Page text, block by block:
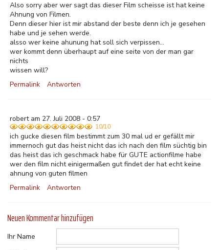
Also sorry aber wer sagt das dieser Film scheisse ist hat keine
Ahnung von Filmen.
Denn dieser hier ist mir abstand der beste denn ich je gesehen
habe und je sehen werde.
alsso wer keine ahunung hat soll sich verpissen...
wer kommt denn überhaupt auf eine seite von der man gar
nichts
wissen will?
Permalink
Antworten
robert am 27. Juli 2008 - 0:57
10/10
ich gucke diesen film bestimmt zum 30 mal ud er gefällt mir
immernoch gut das heist nicht das ich nach den film süchtig bin
das heist das ich geschmack habe für GUTE actionfilme habe
wer den film nicht einigermaßen gut findet der hat echt keine
ahnung von guten filmen
Permalink
Antworten
Neuen Kommentar hinzufügen
Ihr Name